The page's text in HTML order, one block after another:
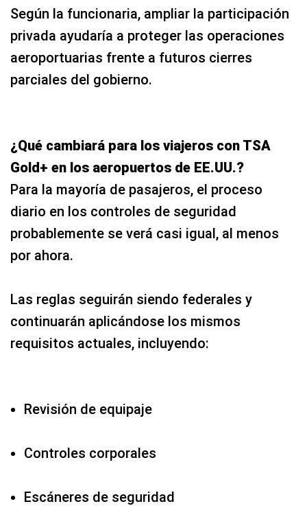
Según la funcionaria, ampliar la participación
privada ayudaría a proteger las operaciones
aeroportuarias frente a futuros cierres
parciales del gobierno.
¿Qué cambiará para los viajeros con TSA
Gold+ en los aeropuertos de EE.UU.?
Para la mayoría de pasajeros, el proceso
diario en los controles de seguridad
probablemente se verá casi igual, al menos
por ahora.
Las reglas seguirán siendo federales y
continuarán aplicándose los mismos
requisitos actuales, incluyendo:
Revisión de equipaje
Controles corporales
Escáneres de seguridad